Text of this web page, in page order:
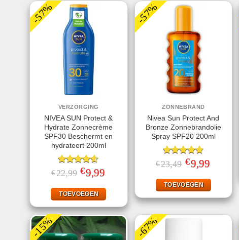
-57%
VERZORGING
NIVEA SUN Protect &
Hydrate Zonnecrème
SPF30 Beschermt en
hydrateert 200ml
Gewaardeerd
4.56 uit 5
€22,99 Oorspronkelijke
prijs
€22,99.
€9,99
€9,99.
TOEVOEGEN
-57%
ZONNEBRAND
Nivea Sun Protect And
Bronze Zonnebrandolie
Spray SPF20 200ml
Gewaardeerd
4.78uit 5
€23,49 Oorspronkelijke
prijs
€23,49.
€9,99Huidige
€9,99.
TOEVOEGEN
-15% -67%